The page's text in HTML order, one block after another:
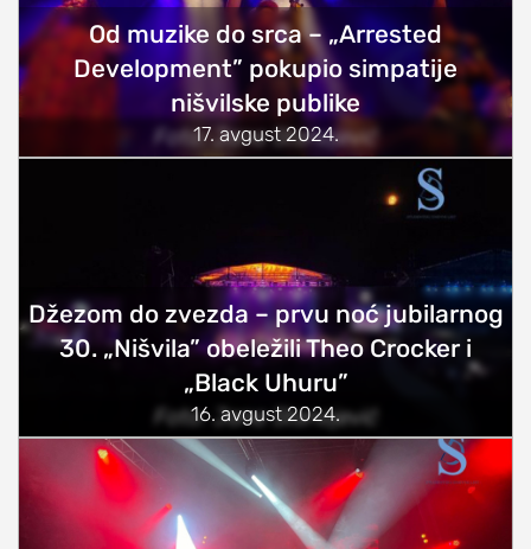
studenti
organizacije
konkursi
fakulteti
studentski život
sdl podkast
STUDENTSKI DNEVNI LIST
o nama
impresum
kontakt
Foto: Jana Stanojević
Od muzike do srca – „Arrested
Development” pokupio simpatije
nišvilske publike
17. avgust 2024.
Foto: Jana Stanojević
Džezom do zvezda – prvu noć jubilarnog
30. „Nišvila” obeležili Theo Crocker i
„Black Uhuru”
16. avgust 2024.